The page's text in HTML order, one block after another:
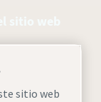
sitio web